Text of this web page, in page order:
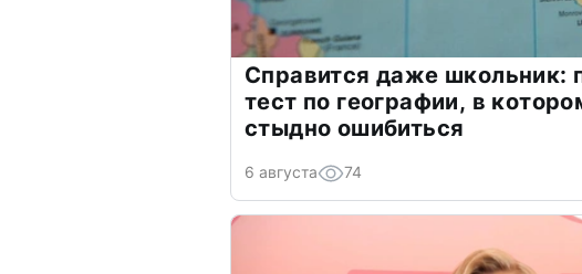
Справится даже школьник:
тест по географии, в
стыдно ошибиться
6 августа 74